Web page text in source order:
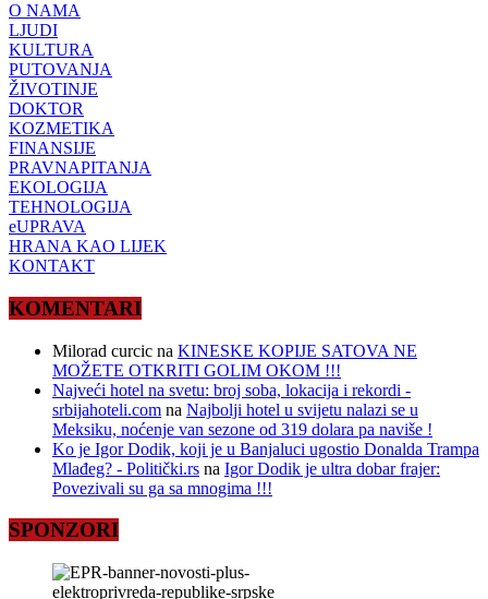
O NAMA
LJUDI
KULTURA
PUTOVANJA
ŽIVOTINJE
DOKTOR
KOZMETIKA
FINANSIJE
PRAVNAPITANJA
EKOLOGIJA
TEHNOLOGIJA
eUPRAVA
HRANA KAO LIJEK
KONTAKT
KOMENTARI
Milorad curcic na KINESKE KOPIJE SATOVA NE
MOŽETE OTKRITI GOLIM OKOM !!!
Najveći hotel na svetu: broj soba, lokacija i rekordi -
srbijahoteli.com na Najbolji hotel u svijetu nalazi se u
Meksiku, noćenje van sezone od 319 dolara pa naviše !
Ko je Igor Dodik, koji je u Banjaluci ugostio Donalda Trampa
Mlađeg? - Politički.rs na Igor Dodik je ultra dobar frajer:
Povezivali su ga sa mnogima !!!
SPONZORI